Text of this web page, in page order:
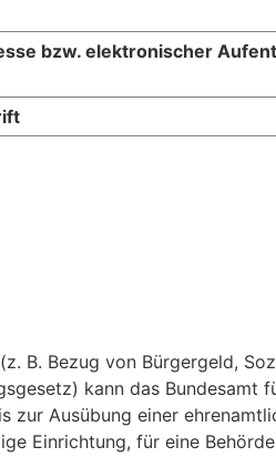
bzw. elektronischer
B. Bezug von Bürgergeld,
kann das Bundesamt
Ausübung einer
Einrichtung, für eine